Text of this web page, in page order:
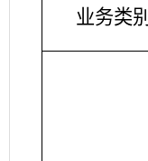
业务类别